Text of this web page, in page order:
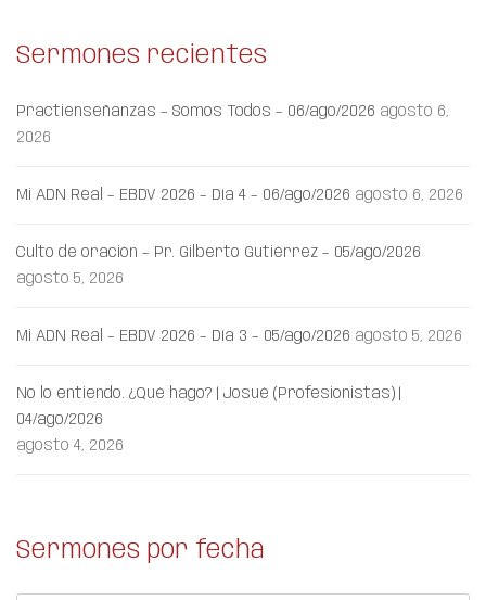
Sermones recientes
Practienseñanzas – Somos Todos – 06/ago/2026 agosto 6,
2026
Mi ADN Real – EBDV 2026 – Día 4 – 06/ago/2026 agosto 6, 2026
Culto de oración – Pr. Gilberto Gutiérrez – 05/ago/2026
agosto 5, 2026
Mi ADN Real – EBDV 2026 – Día 3 – 05/ago/2026 agosto 5, 2026
No lo entiendo. ¿Qué hago? | Josué (Profesionistas) |
04/ago/2026
agosto 4, 2026
Sermones por fecha